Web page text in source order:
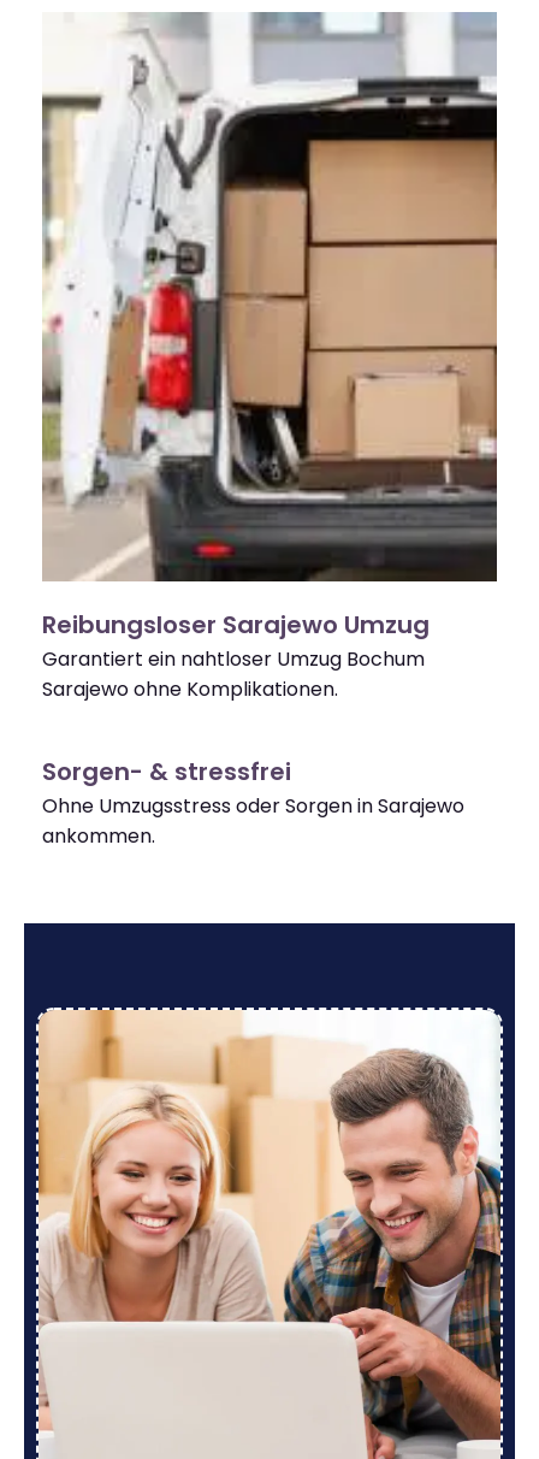
Reibungsloser Sarajewo Umzug
Garantiert ein nahtloser Umzug Bochum
Sarajewo ohne Komplikationen.
Sorgen- & stressfrei
Ohne Umzugsstress oder Sorgen in Sarajewo
ankommen.